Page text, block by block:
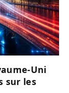
Uni
sur les